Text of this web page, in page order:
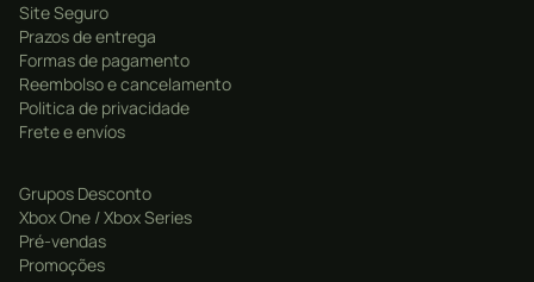
Site Seguro
Prazos de entrega
Formas de pagamento
Reembolso e cancelamento
Politica de privacidade
Frete e envíos
Grupos Desconto
Xbox One / Xbox Series
Pré-vendas
Promoções